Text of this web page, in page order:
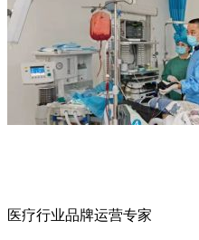
医疗行业品牌运营专家